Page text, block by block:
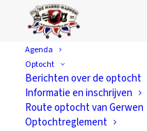
Agenda
Optocht
Berichten over de optocht
Informatie en inschrijven
Route optocht van Gerwen
Optochtreglement